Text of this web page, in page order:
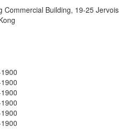
Commercial Building, 19-25 Jervois